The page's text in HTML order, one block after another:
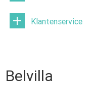
Klantenservice
Belvilla